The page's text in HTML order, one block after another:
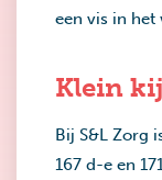
een vis in het
Klein
Bij S&L Zorg
167 d-e en